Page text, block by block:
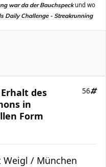
war da der Bauchspeckund wo
Daily Challenge - Streakrunning
des
in
Form
56
Weigl / München